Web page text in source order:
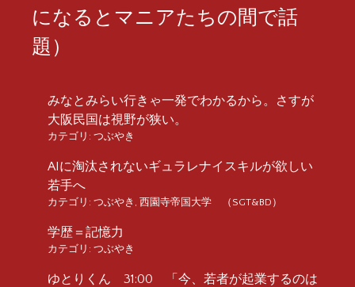
になるとマニアたちの間で話
題）
みなとみらい行きゃ一発でわかるから。さすが
大阪民国は視野が狭い。
カテゴリ: つぶやき
AIに淘汰されないギュラレナイスキルが欲しい
若手へ
カテゴリ: つぶやき 西園寺帝国大学 （SGT&BD）
学歴＝記憶力
カテゴリ: つぶやき
ゆとりくん 31:00 「今、若者が起業するのは